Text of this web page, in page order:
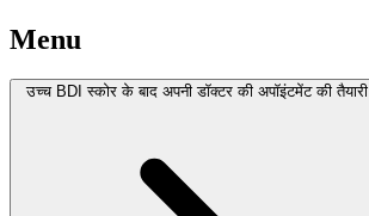
Menu
उच्च BDI स्कोर के बाद अपनी डॉक्टर की अपॉइंटमेंट की तैयारी